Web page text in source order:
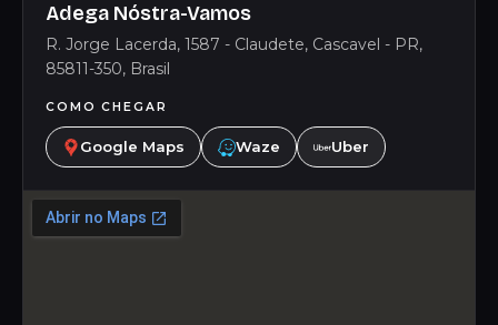
Adega Nóstra-Vamos
R. Jorge Lacerda, 1587 - Claudete, Cascavel - PR,
85811-350, Brasil
COMO CHEGAR
Google Maps Waze Uber